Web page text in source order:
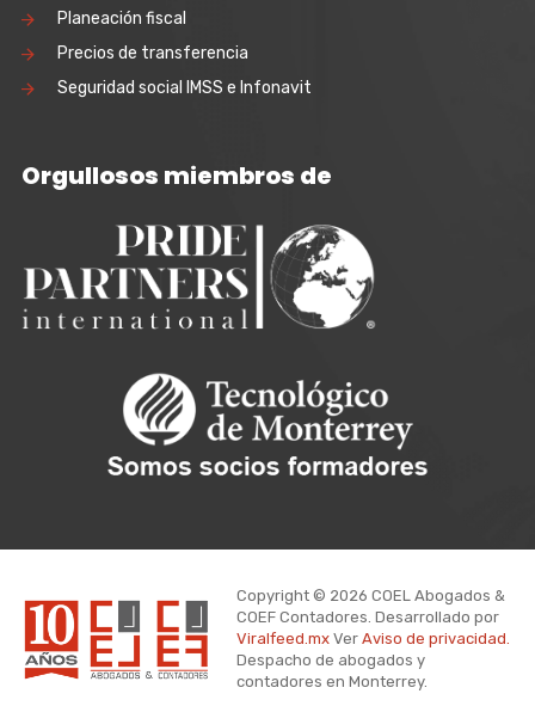
Planeación fiscal
Precios de transferencia
Seguridad social IMSS e Infonavit
Orgullosos miembros de
Copyright © 2026 COEL Abogados &
COEF Contadores. Desarrollado por
Viralfeed.mxVer Aviso de privacidad.
Despacho de abogados y
contadores en Monterrey.